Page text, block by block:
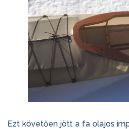
Ezt követően jött a fa olajos